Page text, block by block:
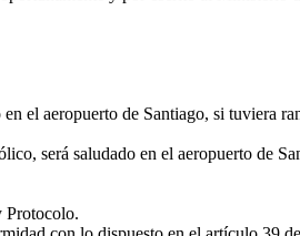
el aeropuerto de Santiago, si tuviera
será saludado en el aeropuerto de
Protocolo.